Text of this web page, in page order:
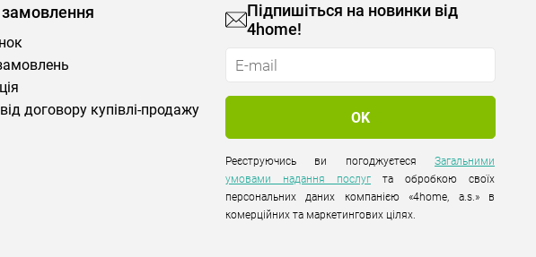
договору купівлі-продажу
Підпишіться на новинки від
4home!
Реєструючись ви погоджуєтесяЗагальними
умовами надання послуг та обробкою своїх
персональних даних компанією «4home, a.s.» в
комерційних та маркетингових цілях.